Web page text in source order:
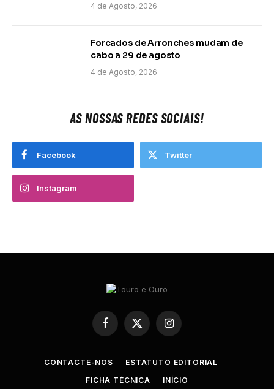
4 de Agosto, 2026
Forcados de Arronches mudam de
cabo a 29 de agosto
4 de Agosto, 2026
AS NOSSAS REDES SOCIAIS!
Facebook Twitter
Instagram
Facebook
X
(Twitter)
Instagram
CONTACTE-NOS
ESTATUTO EDITORIAL
FICHA TÉCNICA
INÍCIO